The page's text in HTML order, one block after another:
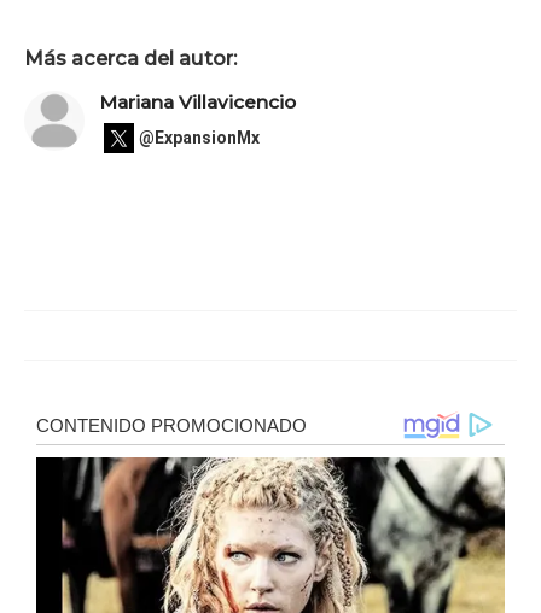
Más acerca del autor:
Mariana Villavicencio
@ExpansionMx